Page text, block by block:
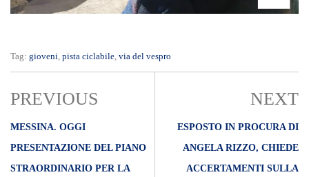
Tag: gioveni pista ciclabile via del vespro
PREVIOUS
MESSINA. OGGI
PRESENTAZIONE DEL PIANO
STRAORDINARIO PER LA
NEXT
ESPOSTO IN PROCURA DI
ANGELA RIZZO, CHIEDE
ACCERTAMENTI SULLA